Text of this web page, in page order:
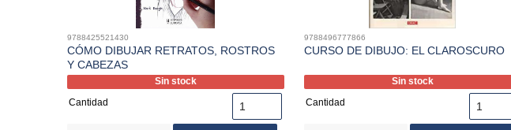
9788425521430
CÓMO DIBUJAR RETRATOS, ROSTROS
Y CABEZAS
Sin stock
Cantidad
9788496777866
CURSO DE DIBUJO: EL CLAROSCURO
Sin stock
Cantidad